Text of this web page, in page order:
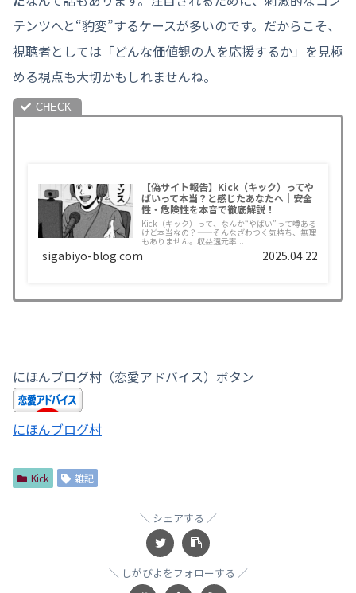
テンツへと“豹変”するケースが多いのです。だからこそ、
視聴者としては「どんな価値観の人を応援するか」を見極
める視点も大切かもしれませんね。
【偽サイト報告】Kick（キック）ってや
ばいって本当？と感じたあなたへ｜安全
性・危険性を本音で徹底解説！
Kick（キック）って、なんか“やばい”って噂ある
けど本当なの？——そんなざわつく気持ち、無理
もありません。収益還元率...
sigabiyo-blog.com 2025.04.22
にほんブログ村（恋愛アドバイス）ボタン
にほんブログ村
Kick 雑記
シェアする
しがびよをフォローする